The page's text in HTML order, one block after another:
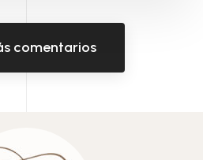
comentarios